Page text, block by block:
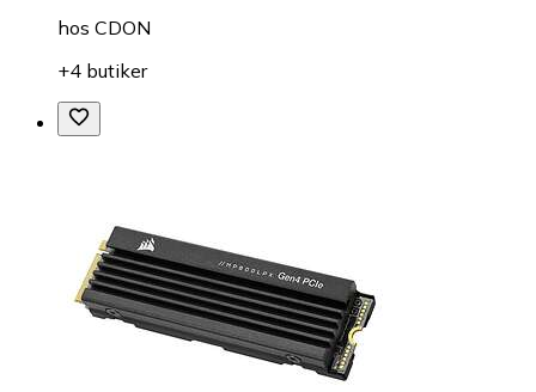
hos CDON
+4 butiker